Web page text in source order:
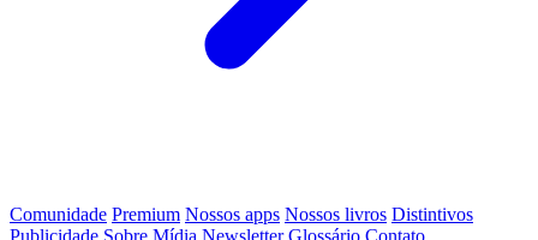
Comunidade Premium Nossos apps Nossos livros Distintivos